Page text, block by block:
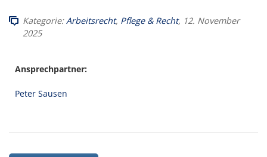
Kategorie:Arbeitsrecht, Pflege & Recht, 12. November
2025
Ansprechpartner:
Peter Sausen